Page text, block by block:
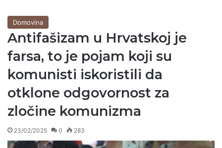
Domovina
Antifašizam u Hrvatskoj je
farsa, to je pojam koji su
komunisti iskoristili da
otklone odgovornost za
zločine komunizma
23/02/2025 0 283